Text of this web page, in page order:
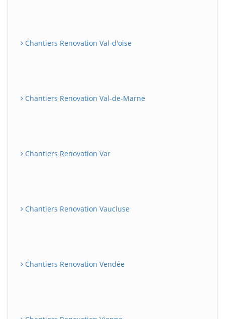
Chantiers Renovation Val-d'oise
Chantiers Renovation Val-de-Marne
Chantiers Renovation Var
Chantiers Renovation Vaucluse
Chantiers Renovation Vendée